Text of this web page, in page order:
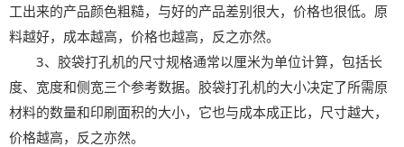
工出来的产品颜色粗糙，与好的产品差别很大，价格也很低。原
料越好，成本越高，价格也越高，反之亦然。
3、胶袋打孔机的尺寸规格通常以厘米为单位计算，包括长
度、宽度和侧宽三个参考数据。胶袋打孔机的大小决定了所需原
材料的数量和印刷面积的大小，它也与成本成正比，尺寸越大，
价格越高，反之亦然。